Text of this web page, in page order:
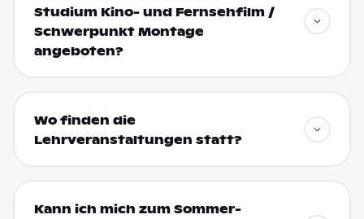
Studium Kino- und Fernsehfilm /
Schwerpunkt Montage
angeboten?
Wo finden die
Lehrveranstaltungen statt?
Kann ich mich zum Sommer-